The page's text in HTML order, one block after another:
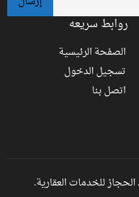
روابط سريعه
الصفحة الرئيسية
تسجيل الدخول
اتصل بنا